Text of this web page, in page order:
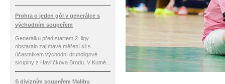
Prohra o jeden gól v generálce s
východním soupeřem
Generálku před startem 2. ligy
obstaralo zajímavé měření sil s
účastníkem východní druholigové
skupiny z Havlíčkova Brodu. V Kutné...
S divizním soupeřem Malibu